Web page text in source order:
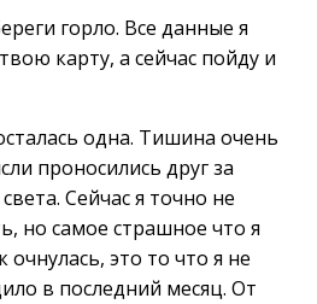
горло. Все данные я
карту, а сейчас пойду и
одна. Тишина очень
проносились друг за
Сейчас я точно не
но самое страшное что я
очнулась, это то что я не
в последний месяц. От